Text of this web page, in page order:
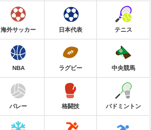
海外サッカー 日本代表 テニス
NBA ラグビー 中央競馬
バレー 格闘技 バドミントン